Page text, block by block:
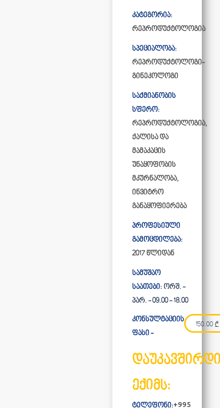
კატეგორია:
რეპროდუქტოლოგია
სპეციალობა:
რეპროდუქტოლოგი-
გინეკოლოგი
საქმიანობის
სფერო:
რეპროდუქტოლოგია,
ქალისა და
მამაკაცის
უნაყოფობის
მკურნალობა,
ინვიტრო
განაყოფიერება
პროფესიული
გამოცდილება:
2017 წლიდან
სამუშაო
საათები: ორშ. -
პარ. - 09.00 - 18.00
კონსულტაციის
ფასი -
150.00 ₾
ექიმს:
ტელეფონი:+995